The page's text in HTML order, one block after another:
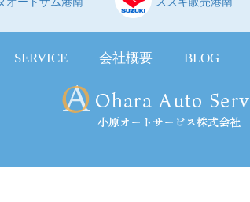
SERVICE 会社概要 BLOG